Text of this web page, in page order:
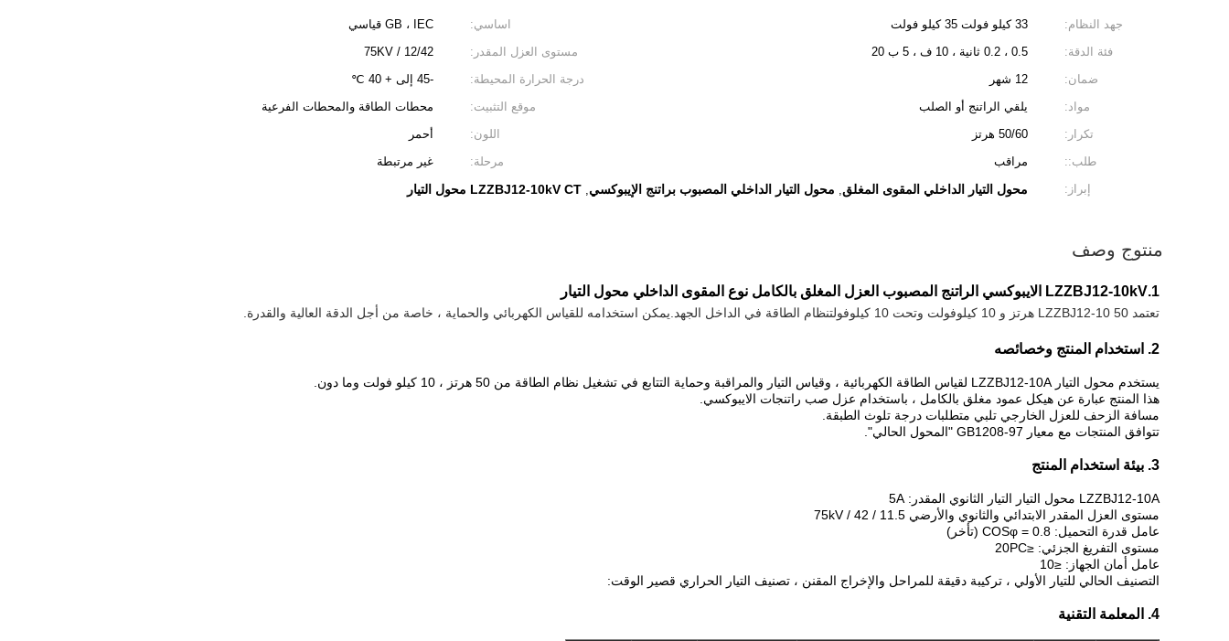
جهد النظام: 33 كيلو فولت 35 كيلو فولت اساسي:
GB ، IEC قياسي
فئة الدقة:
0.5 ، 0.2 ثانية ، 10 ف ، 5 ب 20 مستوى العزل المقدر:
12/42 / 75KV
ضمان:
12 شهر درجة الحرارة المحيطة:
-45 إلى + 40 ℃
مواد:
يلقي الراتنج أو الصلب موقع التثبيت:
محطات الطاقة والمحطات الفرعية
تكرار:
50/60 هرتز اللون:
أحمر
طلب::
مراقب مرحلة:
غير مرتبطة
إبراز:
محول التيار الداخلي المقوى المغلق, محول التيار الداخلي المصبوب براتنج الإيبوكسي, LZZBJ12-10kV CT محول التيار
منتوج وصف
1.LZZBJ12-10kV الايبوكسي الراتنج المصبوب العزل المغلق بالكامل نوع المقوى الداخلي محول التيار
تعتمد LZZBJ12-10 50 هرتز و 10 كيلوفولت وتحت 10 كيلوفولت نظام الطاقة في الداخل الجهد.يمكن استخدامه للقياس الكهربائي والحماية ، خاصة من أجل الدقة العالية والقدرة.
2. استخدام المنتج وخصائصه
يستخدم محول التيار LZZBJ12-10A لقياس الطاقة الكهربائية ، وقياس التيار والمراقبة وحماية التتابع في تشغيل نظام الطاقة من 50 هرتز ، 10 كيلو فولت وما دون.
هذا المنتج عبارة عن هيكل عمود مغلق بالكامل ، باستخدام عزل صب راتنجات الايبوكسي.
مسافة الزحف للعزل الخارجي تلبي متطلبات درجة تلوث الطبقة.
تتوافق المنتجات مع معيار GB1208-97 "المحول الحالي".
3. بيئة استخدام المنتج
LZZBJ12-10A محول التيار التيار الثانوي المقدر: 5A
مستوى العزل المقدر الابتدائي والثانوي والأرضي 11.5 / 42 / 75kV
عامل قدرة التحميل: COSφ = 0.8 (تأخر)
مستوى التفريغ الجزئي: ≤20PC
عامل أمان الجهاز: ≤10
التصنيف الحالي للتيار الأولي ، تركيبة دقيقة للمراحل والإخراج المقنن ، تصنيف التيار الحراري قصير الوقت:
4. المعلمة التقنية